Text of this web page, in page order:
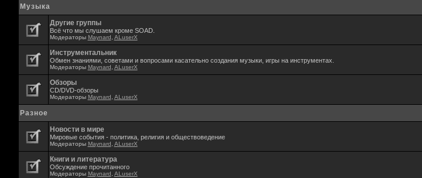
Музыка
Другие группы
Всё что мы слушаем кроме SOAD.
Модераторы Maynard ALuserX
Инструментальник
Обмен знаниями, советами и вопросами касательно создания музыки, игры на инструментах.
Модераторы Maynard ALuserX
Обзоры
CD/DVD-обзоры
Модераторы Maynard ALuserX
Разное
Новости в мире
Мировые события - политика, религия и обществоведение
Модераторы Maynard ALuserX
Книги и литература
Обсуждение прочитанного
Модераторы Maynard ALuserX